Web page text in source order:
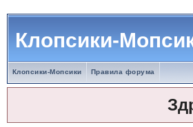
Клопсики-
Клопсики-Мопсики Правила форума